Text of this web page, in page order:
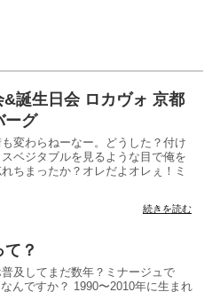
誕生日会 ロカヴォ 京都
ーグ
変わらねーなー。どうした？付け
ベジタブルを見るような目で俺を
ちまったか？オレだよオレぇ！ミ
続きを読む
？
及してまだ数年？ミナージュで
んですか？ 1990〜2010年に生まれ